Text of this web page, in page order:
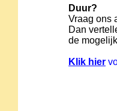
Duur?
Vraag ons
Dan
de
Klik hier